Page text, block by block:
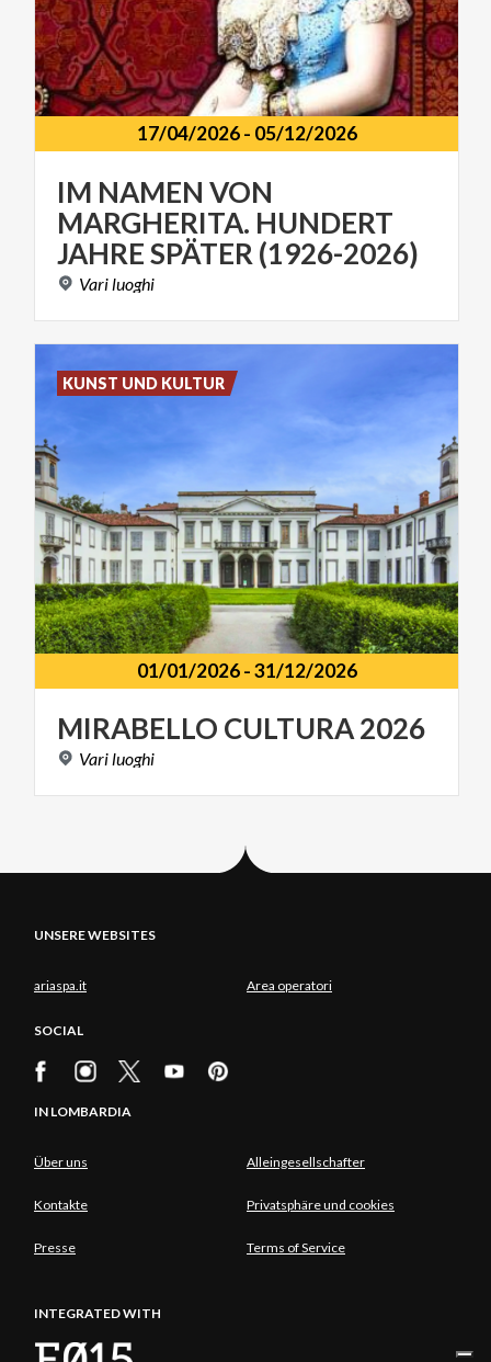
17/04/2026- 05/12/2026
IM NAMEN VON
MARGHERITA. HUNDERT
JAHRE SPÄTER (1926-2026)
Vari luoghi
01/01/2026-31/12/2026
MIRABELLO CULTURA2026
Variluoghi
KUNST UND KULTUR
UNSERE WEBSITES
ariaspa.it Area operatori
SOCIAL
IN LOMBARDIA
Über uns Alleingesellschafter
Kontakte Privatsphäre und cookies
Presse Terms of Service
INTEGRATED WITH